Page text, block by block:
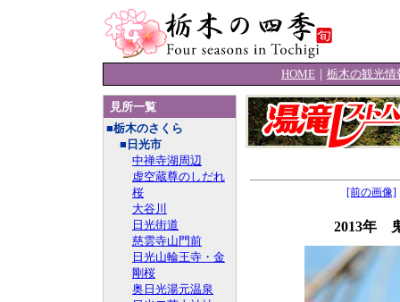
HOME ｜ 栃木の観光情
見所一覧
■栃木のさくら
■日光市
中禅寺湖周辺
虚空蔵尊のしだれ
桜
大谷川
日光街道
慈雲寺山門前
日光山輪王寺・金
剛桜
奥日光湯元温泉
[前の画像]
2013年